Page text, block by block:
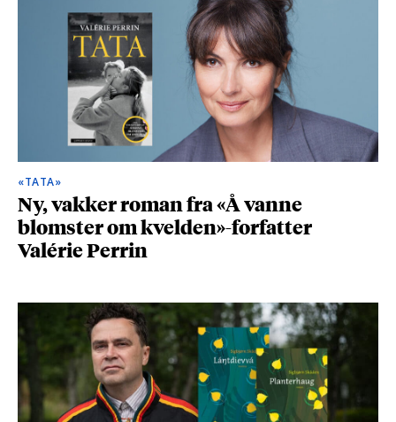
«TATA»
Ny, vakker roman fra «Å vanne
blomster om kvelden»-forfatter
Valérie Perrin